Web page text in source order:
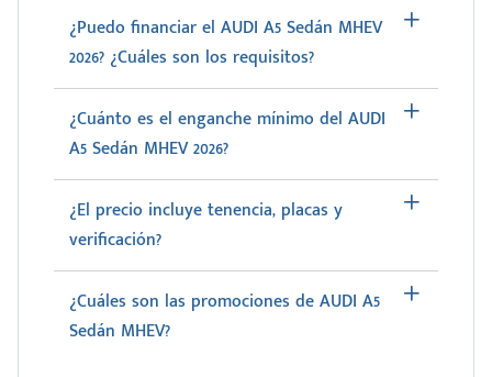
¿Puedo financiar el AUDI A5 Sedán MHEV
2026? ¿Cuáles son los requisitos?
¿Cuánto es el enganche mínimo del AUDI
A5 Sedán MHEV 2026?
¿El precio incluye tenencia, placas y
verificación?
¿Cuáles son las promociones de AUDI A5
Sedán MHEV?